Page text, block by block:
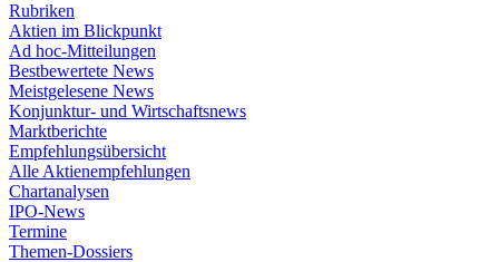
Rubriken
Aktien im Blickpunkt
Ad hoc-Mitteilungen
Bestbewertete News
Meistgelesene News
Konjunktur- und Wirtschaftsnews
Marktberichte
Empfehlungsübersicht
Alle Aktienempfehlungen
Chartanalysen
IPO-News
Termine
Themen-Dossiers